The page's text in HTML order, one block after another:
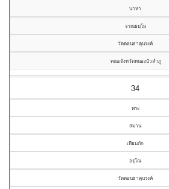
นาหา
จรณธมฺโม
วัดดอนธาตุนรงค์
คณะจังหวัดหนองบัวลำภู
34
พระ
สมาน
เทียมภัก
อรุโณ
วัดดอนธาตุนรงค์